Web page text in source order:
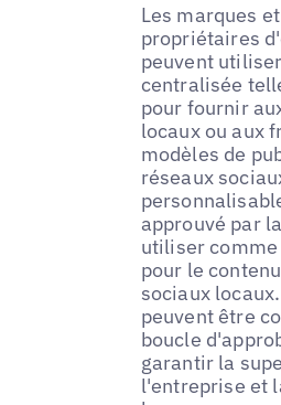
Les marques
propriétaires
peuvent
centralisée
pour fournir
locaux ou aux
modèles de
réseaux
approuvé par
utiliser
pour le
sociaux
peuvent être
boucle
garantir la
l'entreprise et